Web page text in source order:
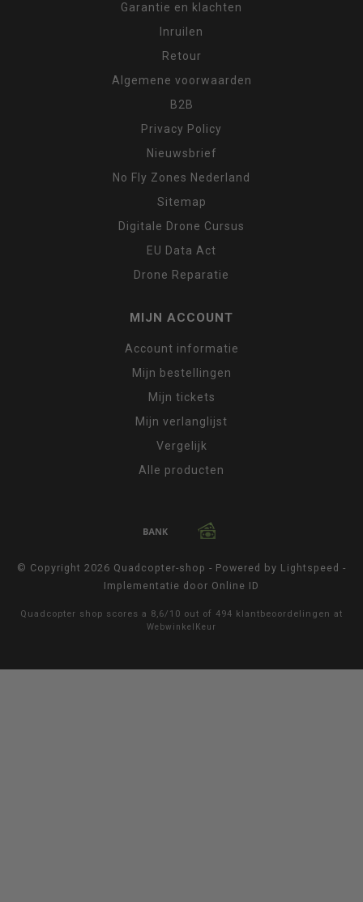
Garantie en klachten
Inruilen
Retour
Algemene voorwaarden
B2B
Privacy Policy
Nieuwsbrief
No Fly Zones Nederland
Sitemap
Digitale Drone Cursus
EU Data Act
Drone Reparatie
MIJN ACCOUNT
Account informatie
Mijn bestellingen
Mijn tickets
Mijn verlanglijst
Vergelijk
Alle producten
© Copyright 2026 Quadcopter-shop - Powered by Lightspeed -
Implementatie door Online ID
Quadcopter shop scores a 8,6/ 10 out of 494 klantbeoordelingen at
WebwinkelKeur